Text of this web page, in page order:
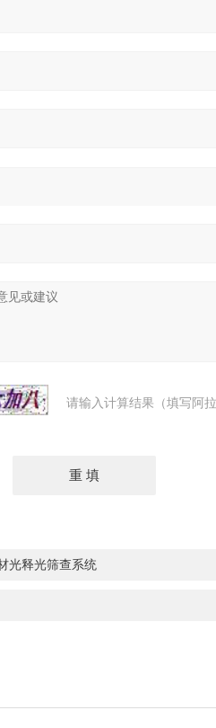
请输入计算结果（填写阿
光释光筛查系统